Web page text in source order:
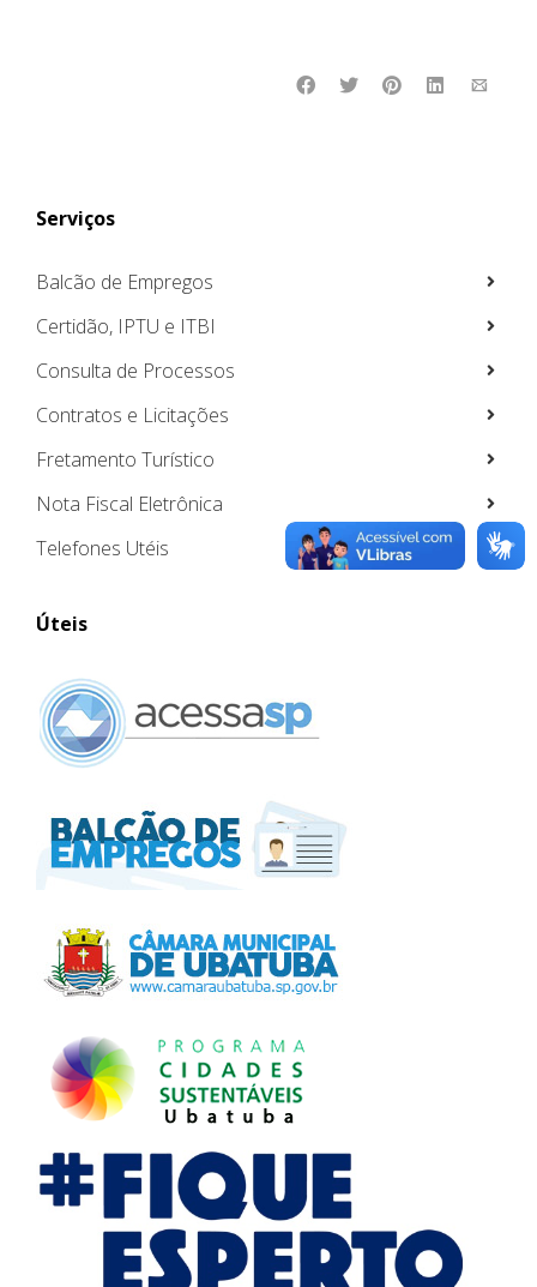
Serviços
Balcão de Empregos
Certidão, IPTU e ITBI
Consulta de Processos
Contratos e Licitações
Fretamento Turístico
Nota Fiscal Eletrônica
Telefones Utéis
Úteis